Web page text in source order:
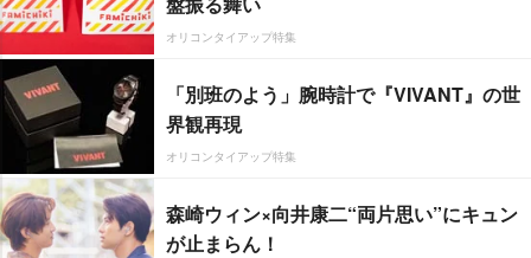
オリコンタイアップ特集
「別班のよう」腕時計で『VIVANT』の世
界観再現
オリコンタイアップ特集
森崎ウィン×向井康二“両片思い”にキュン
が止まらん！